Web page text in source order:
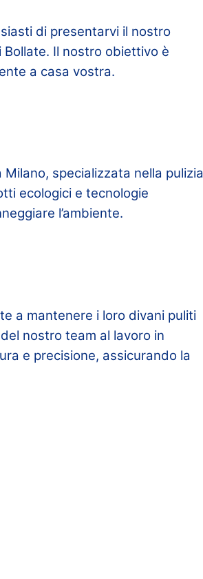
di presentarvi il nostro
Il nostro obiettivo è
a casa vostra.
Milano, specializzata nella pulizia
ecologici e tecnologie
l’ambiente.
a mantenere i loro divani puliti
nostro team al lavoro in
e precisione, assicurando la